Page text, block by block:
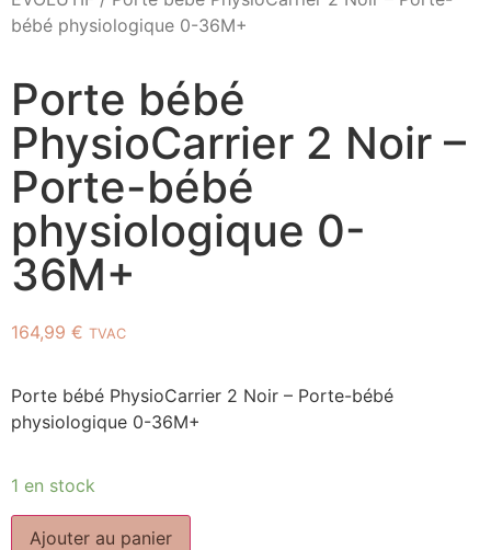
bébé physiologique 0-36M+
Porte bébé
PhysioCarrier 2 Noir –
Porte-bébé
physiologique 0-
36M+
164,99 € TVAC
Porte bébé PhysioCarrier 2 Noir – Porte-bébé
physiologique 0-36M+
1 en stock
Ajouter au panier